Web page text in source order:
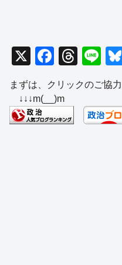
X
F
a
c
e
b
T
hr
e
a
d
Li
n
e
まずは、クリックのご協
↓↓↓m(__)m